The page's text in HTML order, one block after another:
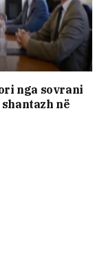
nga sovrani
në